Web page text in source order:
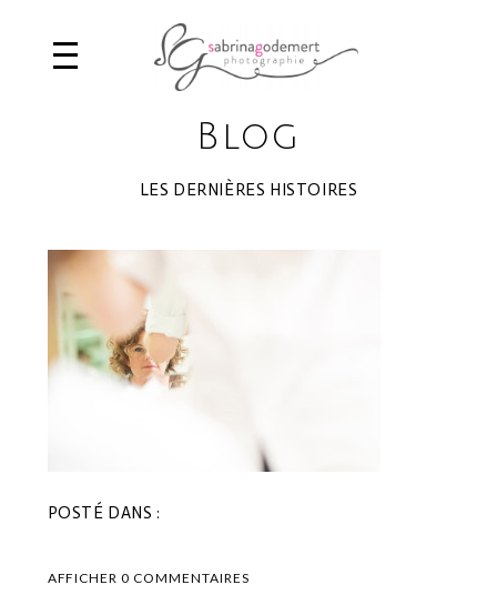
Blog
LES DERNIÈRES HISTOIRES
POSTÉ DANS :
AFFICHER0 COMMENTAIRES